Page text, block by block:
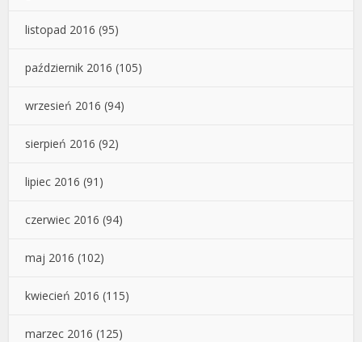
listopad 2016 (95)
październik 2016 (105)
wrzesień 2016 (94)
sierpień 2016 (92)
lipiec 2016 (91)
czerwiec 2016 (94)
maj 2016 (102)
kwiecień 2016 (115)
marzec 2016 (125)